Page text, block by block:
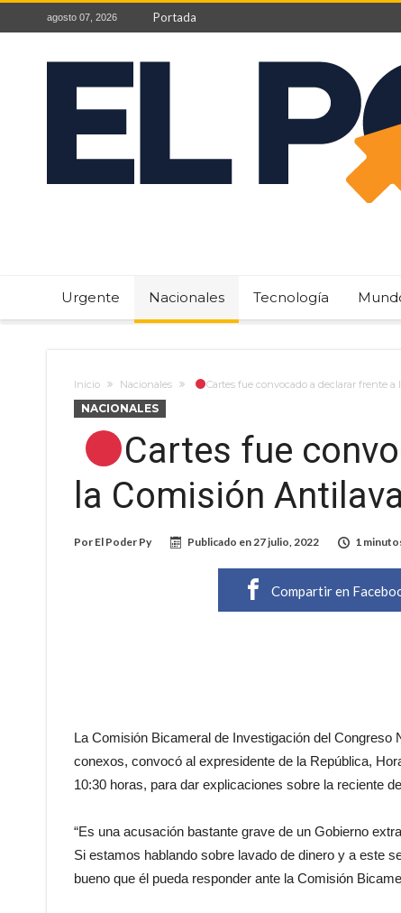
agosto 07, 2026 Portada
Urgente Nacionales Tecnología
Inicio Nacionales Cartes fue convocado a declarar frente
NACIONALES
Cartes fue
la Comisión
Por El Poder Py Publicado en27 julio, 2022 1
Compartir en
La Comisión Bicameral de Investigación del
conexos, convocó al expresidente de la República,
10:30 horas, para dar explicaciones sobre la reciente
“Es una acusación bastante grave de un Gobierno
Si estamos hablando sobre lavado de dinero y a este
bueno que él pueda responder ante la Comisión